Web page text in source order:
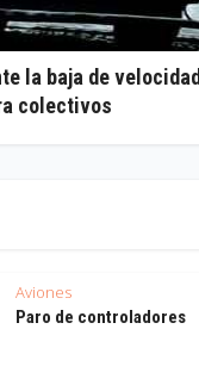
la baja de velocidad
colectivos
Aviones
Paro de controladores